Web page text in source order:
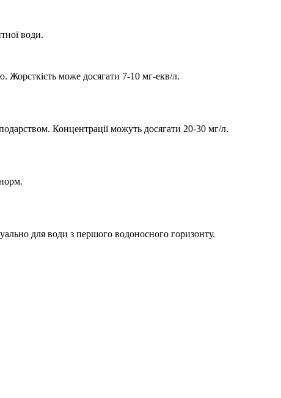
води.
Жорсткість може досягати 7-10 мг-екв/л.
Концентрації можуть досягати 20-30 мг/л.
для води з першого водоносного горизонту.